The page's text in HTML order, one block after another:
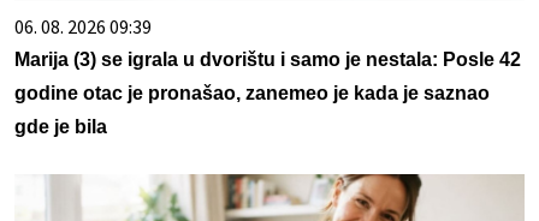
06. 08. 2026 09:39
Marija (3) se igrala u dvorištu i samo je nestala: Posle 42
godine otac je pronašao, zanemeo je kada je saznao
gde je bila